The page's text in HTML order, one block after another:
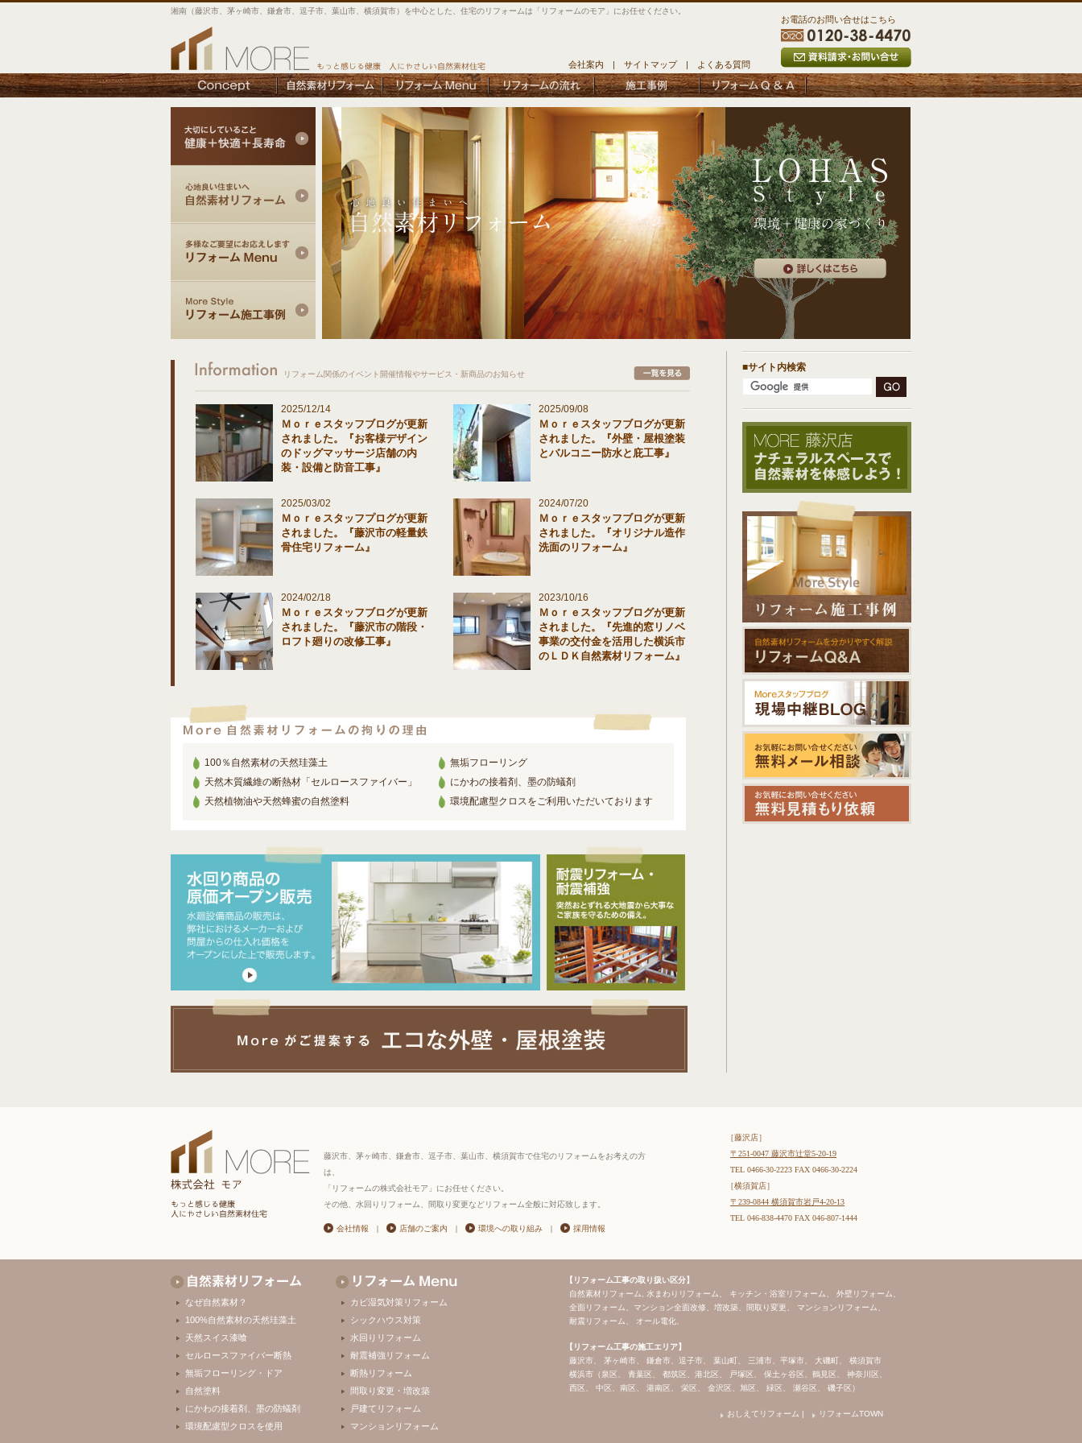
湘南（藤沢市、茅ヶ崎市、鎌倉市、逗子市、葉山市、横須賀市）を中心とした、住宅のリフォームは「リフォームのモア」にお任せください。
会社案内 | サイトマップ| よくある質問
お電話のお問い合せはこちら
リフォーム関係のイベント開催情報やサービス・新商品のお知らせ
2025/12/14
Ｍｏｒｅスタッフブログが更新
されました。『お客様デザイン
のドッグマッサージ店舗の内
装・設備と防音工事』
2025/09/08
Ｍｏｒｅスタッフブログが更新
されました。『外壁・屋根塗装
とバルコニー防水と庇工事』
2025/03/02
Ｍｏｒｅスタッフプログが更新
されました。『藤沢市の軽量鉄
骨住宅リフォーム』
2024/07/20
Ｍｏｒｅスタッフブログが更新
されました。『オリジナル造作
洗面のリフォーム』
2024/02/18
Ｍｏｒｅスタッフブログが更新
されました。『藤沢市の階段・
ロフト廻りの改修工事』
2023/10/16
Ｍｏｒｅスタッフブログが更新
されました。『先進的窓リノベ
事業の交付金を活用した横浜市
のＬＤＫ自然素材リフォーム』
100％自然素材の天然珪藻土
天然木質繊維の断熱材「セルロースファイバー」
天然植物油や天然蜂蜜の自然塗料
無垢フローリング
にかわの接着剤、墨の防蟻剤
環境配慮型クロスをご利用いただいております
■サイト内検索
藤沢市、茅ヶ崎市、鎌倉市、逗子市、葉山市、横須賀市で住宅のリフォームをお考えの方
は、
「リフォームの株式会社モア」にお任せください。
その他、水回りリフォーム、間取り変更などリフォーム全般に対応致します。
会社情報 | 店舗のご案内 | 環境への取り組み | 採用情報
［藤沢店］
〒251-0047 藤沢市辻堂5-20-19
TEL 0466-30-2223 FAX 0466-30-2224
［横須賀店］
〒239-0844 横須賀市岩戸4-20-13
TEL 046-838-4470 FAX 046-807-1444
なぜ自然素材？
100%自然素材の天然珪藻土
天然スイス漆喰
セルロースファイバー断熱
無垢フローリング・ドア
自然塗料
にかわの接着剤、墨の防蟻剤
環境配慮型クロスを使用
カビ湿気対策リフォーム
シックハウス対策
水回りリフォーム
耐震補強リフォーム
断熱リフォーム
間取り変更・増改築
戸建てリフォーム
マンションリフォーム
【リフォーム工事の取り扱い区分】
自然素材リフォーム, 水まわりリフォーム、 キッチン・浴室リフォーム、 外壁リフォーム、
全面リフォーム、マンション全面改修、増改築、間取り変更、 マンションリフォーム、
耐震リフォーム、 オール電化、
【リフォーム工事の施工エリア】
藤沢市、 茅ヶ崎市、 鎌倉市、逗子市、 葉山町、 三浦市、平塚市、 大磯町、 横須賀市
横浜市（泉区、 青葉区、 都筑区、港北区、 戸塚区、 保土ヶ谷区、鶴見区、 神奈川区、
西区、 中区、南区、 港南区、 栄区、 金沢区、旭区、 緑区、 瀬谷区、 磯子区）
おしえてリフォーム | リフォームTOWN